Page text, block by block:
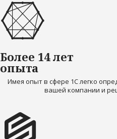
Более 14 лет
опыта
Имея опыт в сфере 1С легко
вашей компании и